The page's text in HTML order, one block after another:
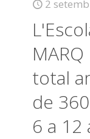
2
total
de
6 a 12